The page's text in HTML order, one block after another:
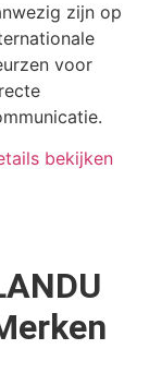
zijn op
voor
bekijken